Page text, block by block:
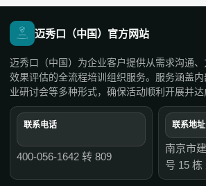
迈秀口（中国）官方网站
迈秀口（中国）为企业客户提供从需求沟通、
效果评估的全流程培训组织服务。服务涵盖
业研讨会等多种形式，确保活动顺利开展并达
联系电话
400-056-1642 转 809
联系地址
南京市
号 15 栋